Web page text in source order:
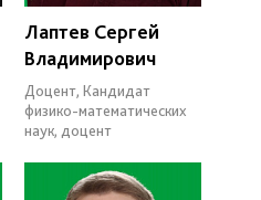
Лаптев Сергей
Владимирович
Доцент, Кандидат
физико-математических
наук, доцент